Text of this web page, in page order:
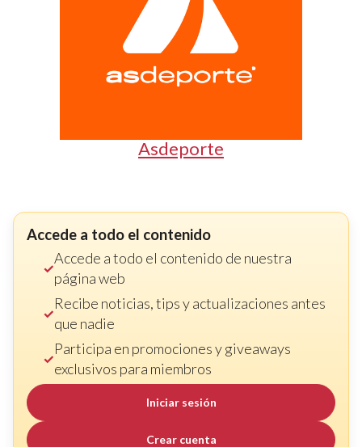
Asdeporte
Accede a todo el contenido
Accede a todo el contenido de nuestra
página web
Recibe noticias, tips y actualizaciones antes
que nadie
Participa en promociones y giveaways
exclusivos para miembros
Iniciar sesión
Crear cuenta